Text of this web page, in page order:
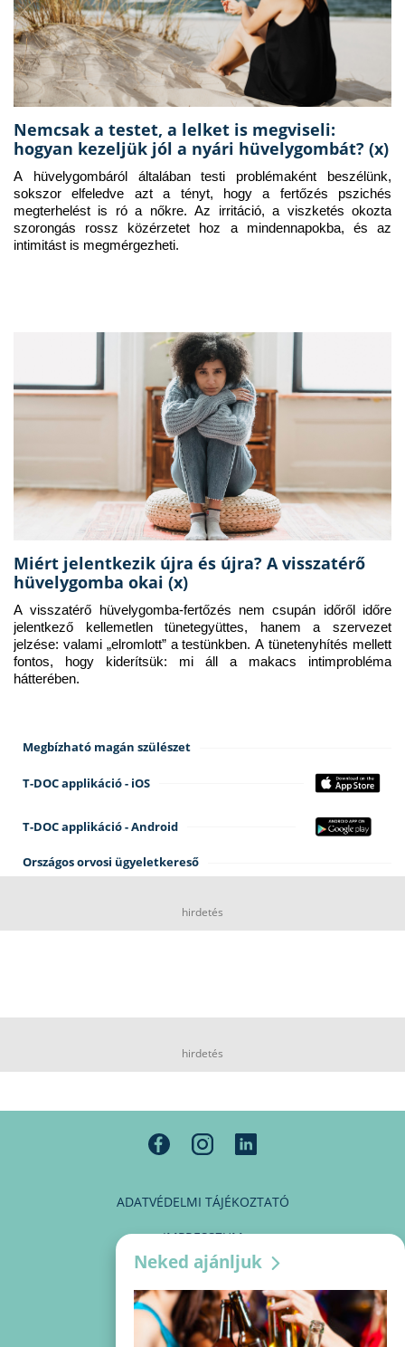
Nemcsak a testet, a lelket is megviseli:
hogyan kezeljük jól a nyári hüvelygombát? (x)
A hüvelygombáról általában testi problémaként beszélünk,
sokszor elfeledve azt a tényt, hogy a fertőzés pszichés
megterhelést is ró a nőkre. Az irritáció, a viszketés okozta
szorongás rossz közérzetet hoz a mindennapokba, és az
intimitást is megmérgezheti.
Miért jelentkezik újra és újra? A visszatérő
hüvelygomba okai (x)
A visszatérő hüvelygomba-fertőzés nem csupán időről időre
jelentkező kellemetlen tünetegyüttes, hanem a szervezet
jelzése: valami „elromlott” a testünkben. A tünetenyhítés mellett
fontos, hogy kiderítsük: mi áll a makacs intimprobléma
hátterében.
Megbízható magán szülészet
T-DOC applikáció - iOS
T-DOC applikáció - Android
Országos orvosi ügyeletkereső
hirdetés
hirdetés
ADATVÉDELMI TÁJÉKOZTATÓ
IMPRESSZUM
MÉDIAAJÁNLAT
PARTNEREINK
KAPCSOLAT
Neked ajánljuk